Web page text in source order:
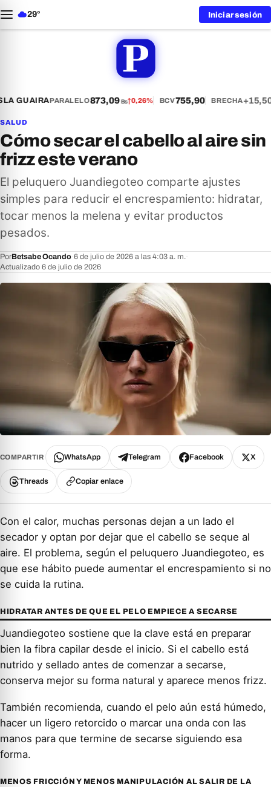
29° Iniciar sesión
GUAIRAPARALELO873,09Bs ↑0,26% BCV755,90 BRECHA
SALUD
Cómo secar el cabello al aire sin
frizz este verano
El peluquero Juandiegoteo comparte ajustes
simples para reducir el encrespamiento: hidratar,
tocar menos la melena y evitar productos
pesados.
PorBetsabe Ocando 6 de julio de 2026 a las 4:03 a. m.
Actualizado 6 de julio de 2026
COMPARTIR WhatsApp Telegram Facebook X
Threads Copiar enlace
Con el calor, muchas personas dejan a un lado el
secador y optan por dejar que el cabello se seque al
aire. El problema, según el peluquero Juandiegoteo, es
que ese hábito puede aumentar el encrespamiento si no
se cuida la rutina.
HIDRATAR ANTES DE QUE EL PELO EMPIECE A SECARSE
Juandiegoteo sostiene que la clave está en preparar
bien la fibra capilar desde el inicio. Si el cabello está
nutrido y sellado antes de comenzar a secarse,
conserva mejor su forma natural y aparece menos frizz.
También recomienda, cuando el pelo aún está húmedo,
hacer un ligero retorcido o marcar una onda con las
manos para que termine de secarse siguiendo esa
forma.
MENOS FRICCIÓN Y MENOS MANIPULACIÓN AL SALIR DE LA